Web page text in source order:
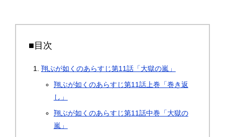
■目次
翔ぶが如くのあらすじ第11話「大獄の嵐」
翔ぶが如くのあらすじ第11話上巻「巻き返
し」
翔ぶが如くのあらすじ第11話中巻「大獄の
嵐」